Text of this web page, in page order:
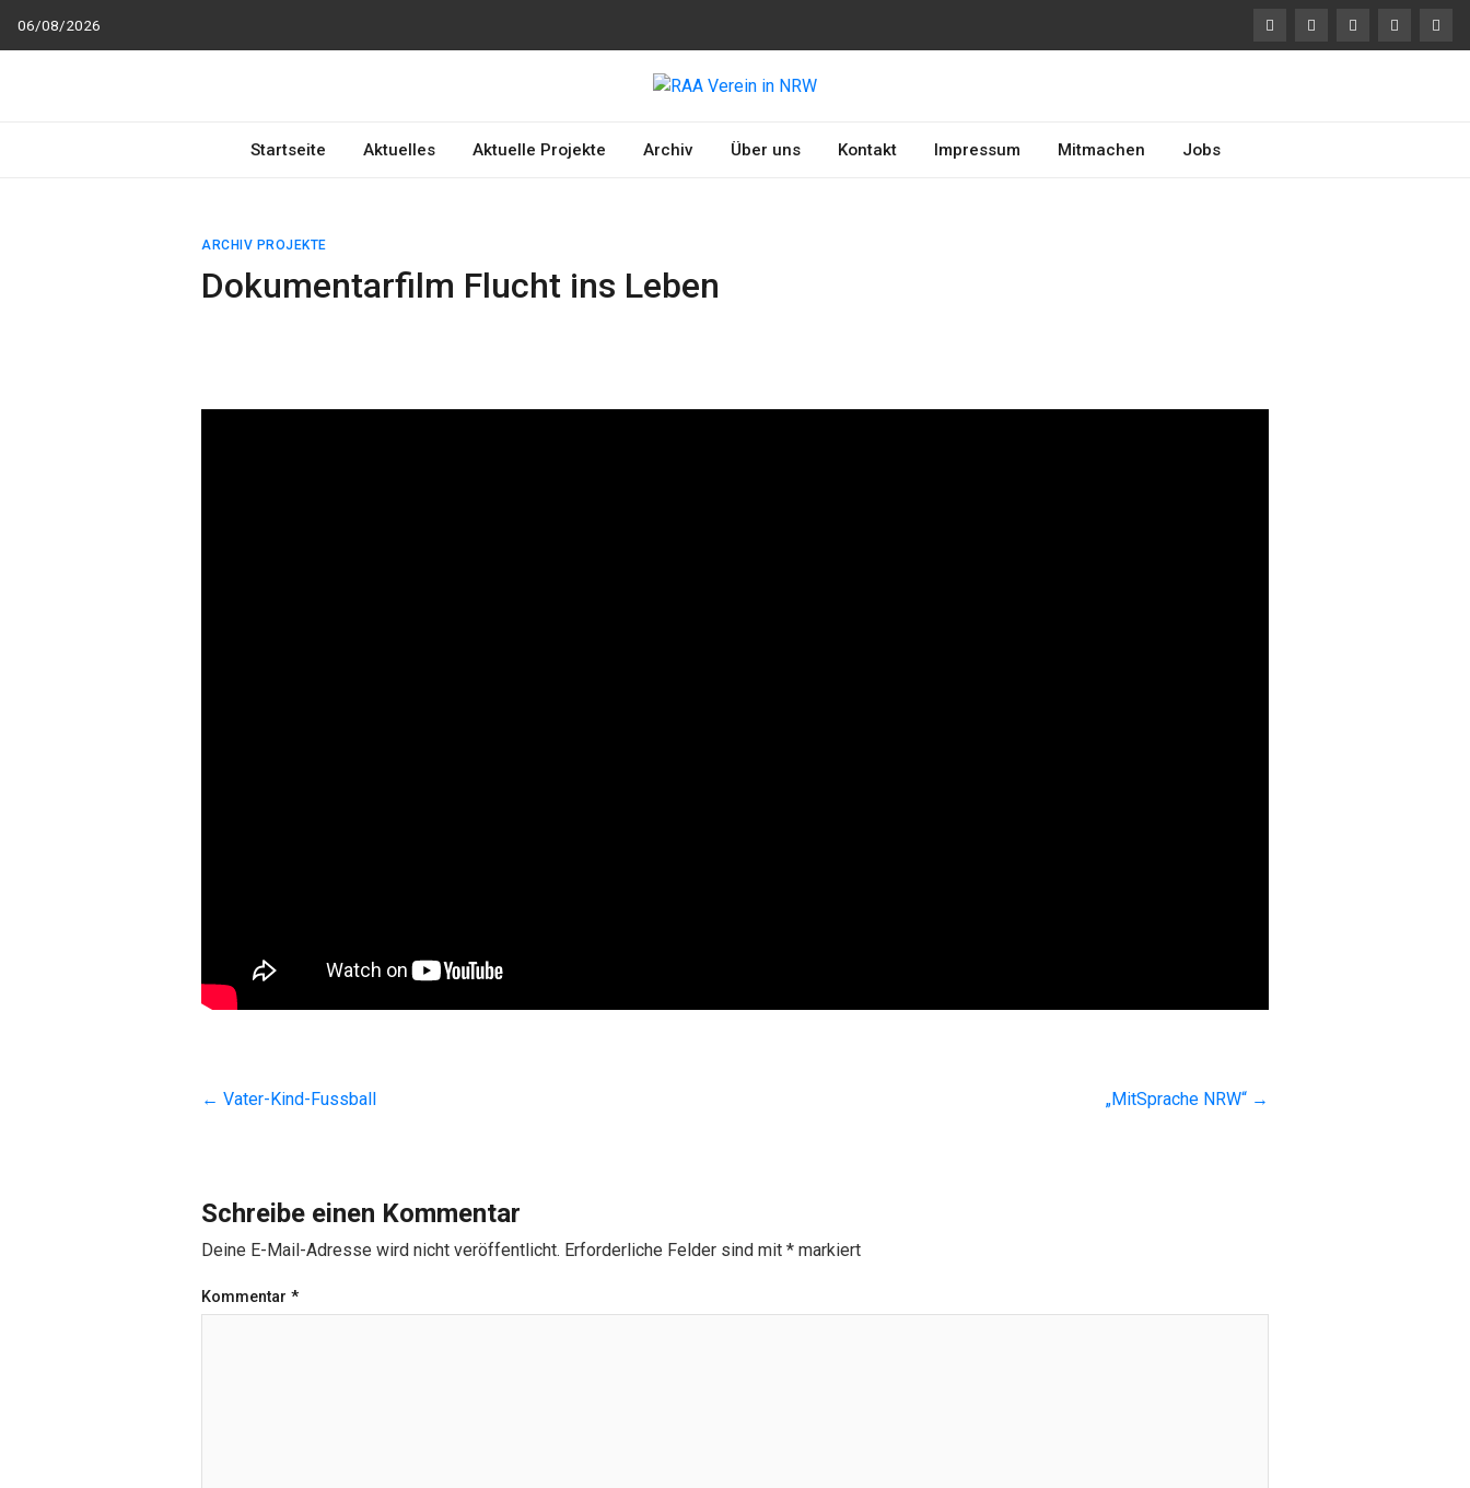
06/08/2026
RAA Verein in NRW
Startseite Aktuelles Aktuelle Projekte Archiv Über uns Kontakt Impressum Mitmachen Jobs
ARCHIV PROJEKTE
Dokumentarfilm Flucht ins Leben
← Vater-Kind-Fussball „MitSprache NRW“ →
Schreibe einen Kommentar
Deine E-Mail-Adresse wird nicht veröffentlicht. Erforderliche Felder sind mit * markiert
Kommentar *